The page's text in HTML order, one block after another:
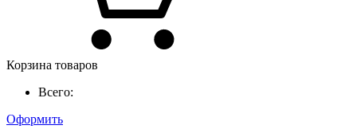
Корзина товаров
Всего:
Оформить